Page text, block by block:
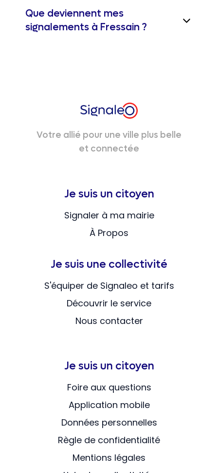
Que deviennent mes
signalements à Fressain ?
Votre allié pour une ville plus belle
et connectée
Je suis un citoyen
Signaler à ma mairie
À Propos
Je suis une collectivité
S'équiper de Signaleo et tarifs
Découvrir le service
Nous contacter
Je suis un citoyen
Foire aux questions
Application mobile
Données personnelles
Règle de confidentialité
Mentions légales